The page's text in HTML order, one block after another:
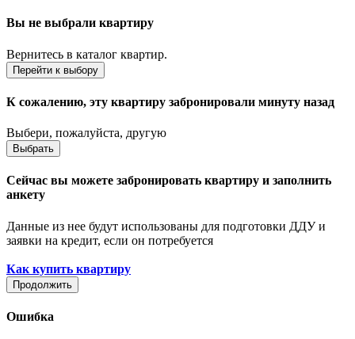
Вы не выбрали квартиру
Вернитесь в каталог квартир.
Перейти к выбору
К сожалению, эту квартиру забронировали минуту назад
Выбери, пожалуйста, другую
Выбрать
Сейчас вы можете забронировать квартиру и заполнить
анкету
Данные из нее будут использованы для подготовки ДДУ и
заявки на кредит, если он потребуется
Как купить квартиру
Продолжить
Ошибка